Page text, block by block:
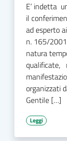
E’ indetta
il
ad esperto
n. 165/
natura
qualificate,
organizzati
Gentile […]
Leggi